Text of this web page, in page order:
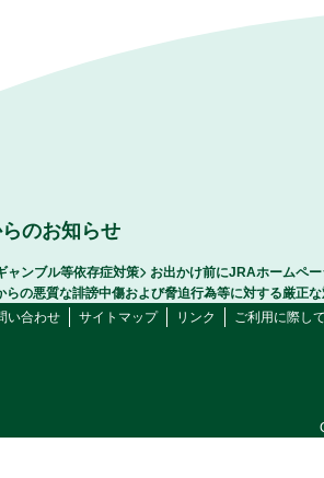
のお知らせ
ャンブル等依存症対策
お出かけ前にJRAホームペ
らの悪質な誹謗中傷および脅迫行為等に対する厳正
い合わせ
サイトマップ リンク ご利用に際し